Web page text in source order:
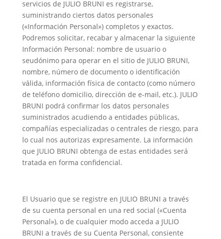
servicios de JULIO BRUNI es registrarse,
suministrando ciertos datos personales
(«Información Personal») completos y exactos.
Podremos solicitar, recabar y almacenar la siguiente
Información Personal: nombre de usuario o
seudónimo para operar en el sitio de JULIO BRUNI,
nombre, número de documento o identificación
válida, información física de contacto (como número
de teléfono domicilio, dirección de e-mail, etc.). JULIO
BRUNI podrá confirmar los datos personales
suministrados acudiendo a entidades públicas,
compañías especializadas o centrales de riesgo, para
lo cual nos autorizas expresamente. La información
que JULIO BRUNI obtenga de estas entidades será
tratada en forma confidencial.
El Usuario que se registre en JULIO BRUNI a través
de su cuenta personal en una red social («Cuenta
Personal»), o de cualquier modo acceda a JULIO
BRUNI a través de su Cuenta Personal, consiente